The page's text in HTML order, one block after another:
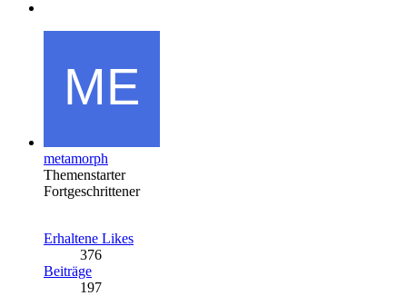
metamorph
Themenstarter
Fortgeschrittener
Erhaltene Likes
376
Beiträge
197